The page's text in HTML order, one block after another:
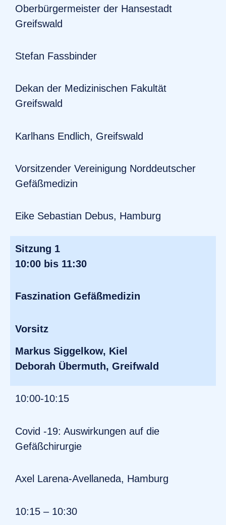
Oberbürgermeister der Hansestadt
Greifswald
Stefan Fassbinder
Dekan der Medizinischen Fakultät
Greifswald
Karlhans Endlich, Greifswald
Vorsitzender Vereinigung Norddeutscher
Gefäßmedizin
Eike Sebastian Debus, Hamburg
Sitzung 1
10:00 bis 11:30
Faszination Gefäßmedizin
Vorsitz
Markus Siggelkow, Kiel
Deborah Übermuth, Greifwald
10:00-10:15
Covid -19: Auswirkungen auf die
Gefäßchirurgie
Axel Larena-Avellaneda, Hamburg
10:15 – 10:30